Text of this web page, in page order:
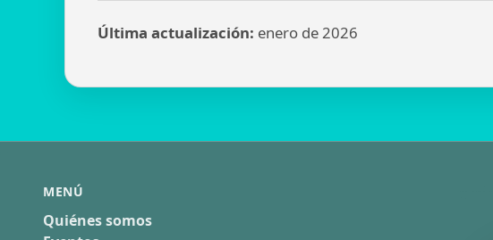
Última actualización: enero de 2026
Footer
MENÚ
Quiénes somos